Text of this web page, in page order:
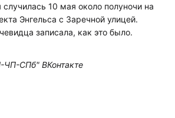
случилась 10 мая около полуночи на
Энгельса с Заречной улицей.
записала, как это было.
ЧП-СПб" ВКонтакте